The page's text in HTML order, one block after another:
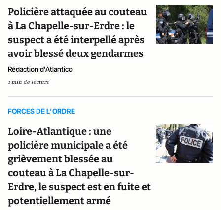
Policière attaquée au couteau
à La Chapelle-sur-Erdre : le
suspect a été interpellé après
avoir blessé deux gendarmes
Rédaction d'Atlantico
1 min de lecture
FORCES DE L’ORDRE
Loire-Atlantique : une
policière municipale a été
grièvement blessée au
couteau à La Chapelle-sur-
Erdre, le suspect est en fuite et
potentiellement armé